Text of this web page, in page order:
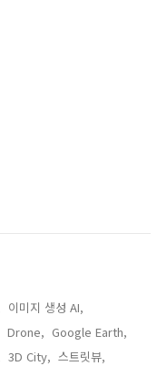
이미지 생성 AI,
Drone, Google Earth,
3D City, 스트릿뷰,